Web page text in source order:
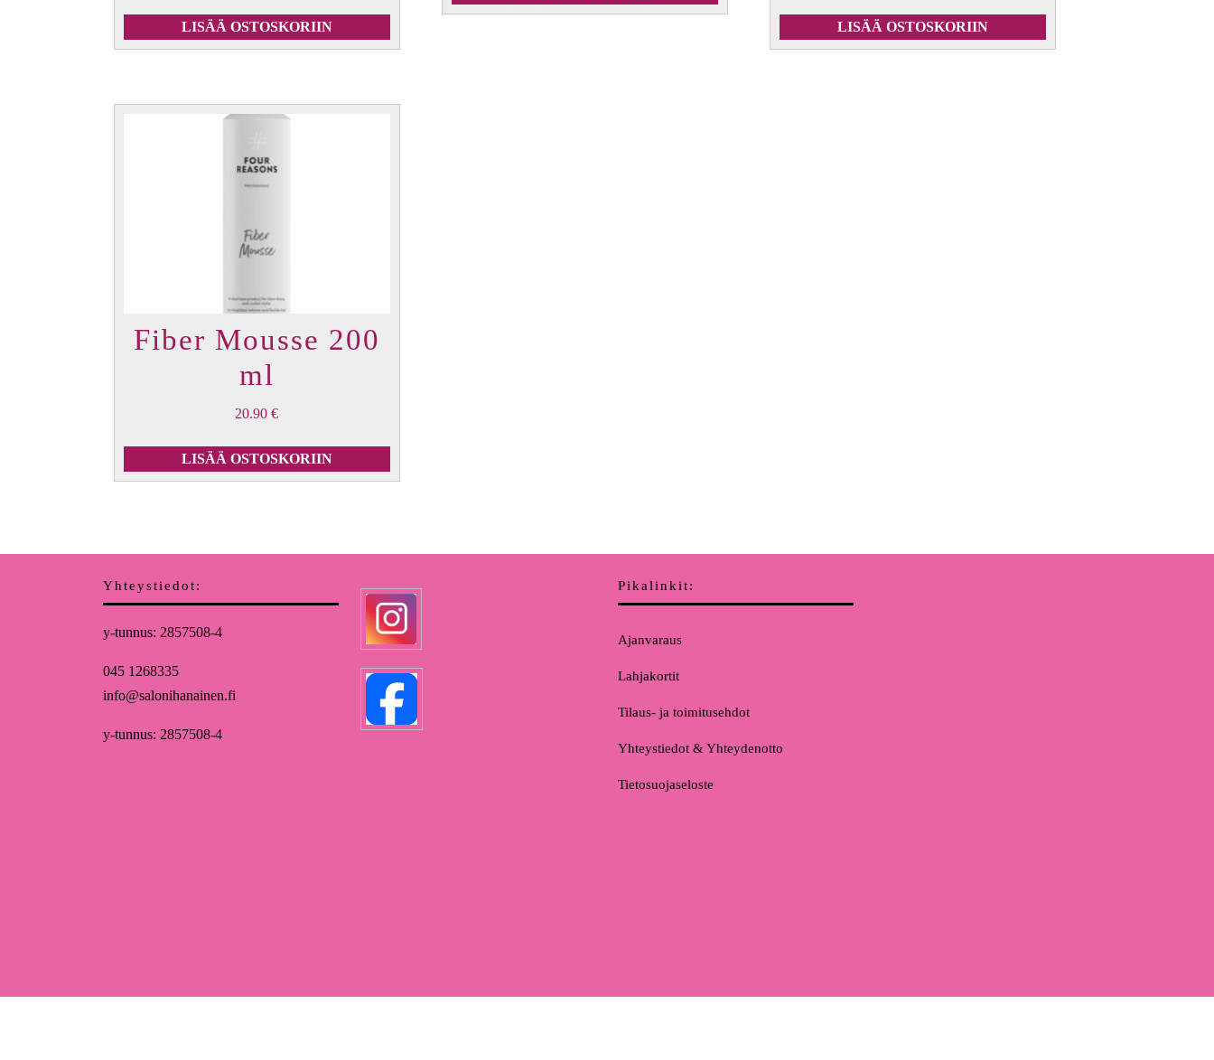
LISÄÄ OSTOSKORIIN LISÄÄ OSTOSKORIIN
Fiber Mousse 200
ml
20.90€
LISÄÄ OSTOSKORIIN
Yhteystiedot:
y-tunnus: 2857508-4
045 1268335
info@salonihanainen.fi
y-tunnus: 2857508-4
Pikalinkit:
Ajanvaraus
Lahjakortit
Tilaus- ja toimitusehdot
Yhteystiedot & Yhteydenotto
Tietosuojaseloste